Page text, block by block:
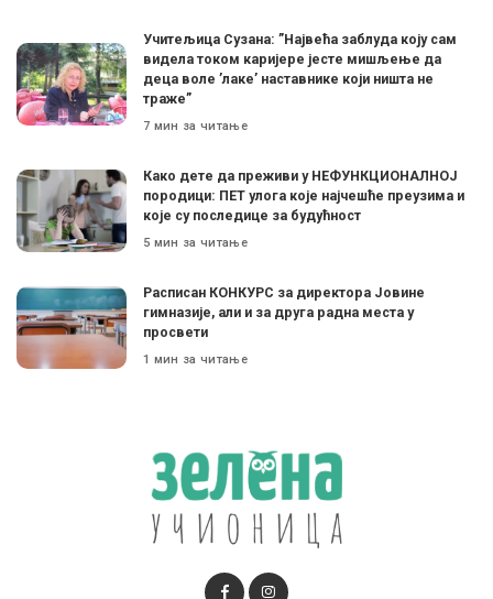
Учитељица Сузана: ”Највећа заблуда коју сам
видела током каријере јесте мишљење да
деца воле ’лаке’ наставнике који ништа не
траже”
7 мин за читање
Како дете да преживи у НЕФУНКЦИОНАЛНОЈ
породици: ПЕТ улога које најчешће преузима и
које су последице за будућност
5 мин за читање
Расписан КОНКУРС за директора Јовине
гимназије, али и за друга радна места у
просвети
1 мин за читање